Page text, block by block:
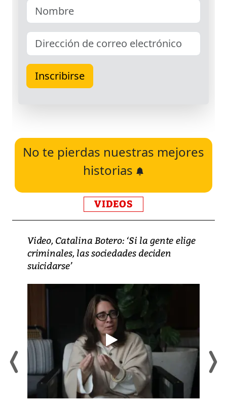
No te pierdas nuestras mejores
historias
VIDEOS
Video, Catalina Botero: ‘Si la gente elige
criminales, las sociedades deciden
suicidarse’